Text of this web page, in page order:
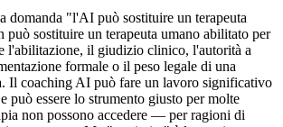
domanda "l'AI può sostituire un terapeuta
sostituire un terapeuta umano abilitato per
l'abilitazione, il giudizio clinico, l'autorità a
formale o il peso legale di una
Il coaching AI può fare un lavoro significativo
può essere lo strumento giusto per molte
non possono accedere — per ragioni di